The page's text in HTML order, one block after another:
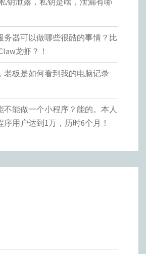
务器可以做哪些很酷的事情？比
龙虾？！
老板是如何看到我的电脑记录
不能做一个小程序？能的。本人
用户达到1万，历时6个月！